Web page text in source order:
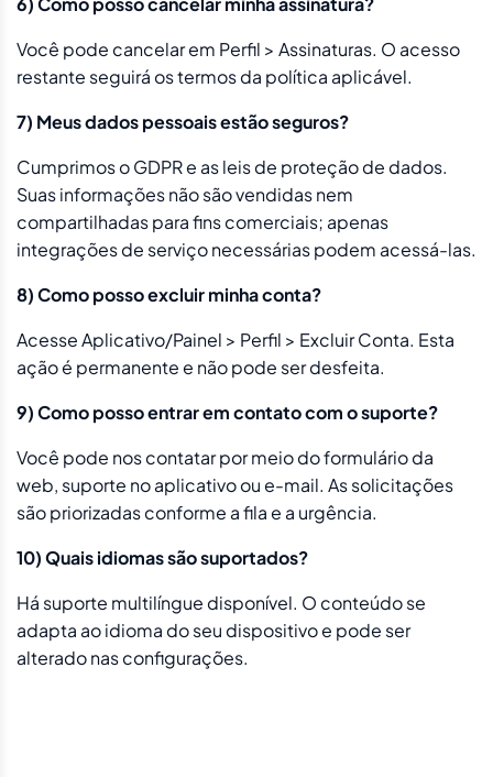
Você pode cancelar em Perfil > Assinaturas. O acesso
restante seguirá os termos da política aplicável.
7) Meus dados pessoais estão seguros?
Cumprimos o GDPR e as leis de proteção de dados.
Suas informações não são vendidas nem
compartilhadas para fins comerciais; apenas
integrações de serviço necessárias podem acessá-las.
8) Como posso excluir minha conta?
Acesse Aplicativo/Painel > Perfil > Excluir Conta. Esta
ação é permanente e não pode ser desfeita.
9) Como posso entrar em contato com o suporte?
Você pode nos contatar por meio do formulário da
web, suporte no aplicativo ou e-mail. As solicitações
são priorizadas conforme a fila e a urgência.
10) Quais idiomas são suportados?
Há suporte multilíngue disponível. O conteúdo se
adapta ao idioma do seu dispositivo e pode ser
alterado nas configurações.